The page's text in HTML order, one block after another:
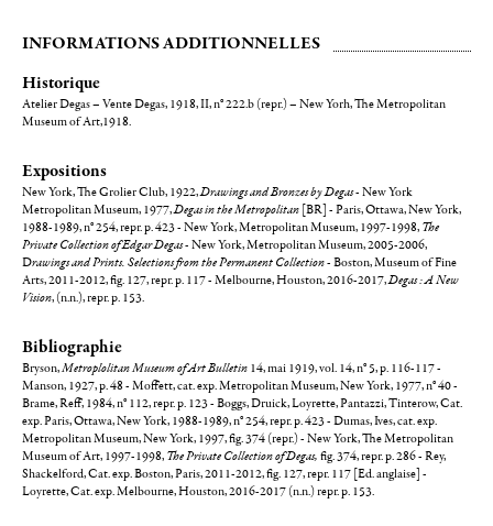
INFORMATIONS ADDITIONNELLES
Historique
Atelier Degas – Vente Degas, 1918, II, n° 222.b (repr.) – New Yorh, The Metropolitan
Museum of Art,1918.
Expositions
New York, The Grolier Club, 1922,Drawings and Bronzes by Degas- New York
Metropolitan Museum, 1977,Degas in the Metropolitan [BR] - Paris, Ottawa, New York,
1988-1989, n° 254, repr. p. 423 - New York, Metropolitan Museum, 1997-1998, The
Private Collection of Edgar Degas- New York, Metropolitan Museum, 2005-2006,
Drawings and Prints. Selections from the Permanent Collection- Boston, Museum of Fine
Arts, 2011-2012, fig. 127, repr. p. 117 - Melbourne, Houston, 2016-2017,Degas : A New
Vision, (n.n.), repr. p. 153.
Bibliographie
Bryson,Metroplolitan Museum of Art Bulletin 14, mai 1919, vol. 14, n° 5, p. 116-117 -
Manson, 1927, p. 48 - Moffett, cat. exp. Metropolitan Museum, New York, 1977, n° 40 -
Brame, Reff, 1984, n° 112, repr. p. 123 - Boggs, Druick, Loyrette, Pantazzi, Tinterow, Cat.
exp. Paris, Ottawa, New York, 1988-1989, n° 254, repr. p. 423 - Dumas, Ives, cat. exp.
Metropolitan Museum, New York, 1997, fig. 374 (repr.) - New York, The Metropolitan
Museum of Art, 1997-1998, The Private Collection of Degas, fig. 374, repr. p. 286 - Rey,
Shackelford, Cat. exp. Boston, Paris, 2011-2012, fig. 127, repr. 117 [Ed. anglaise] -
Loyrette, Cat. exp. Melbourne, Houston, 2016-2017 (n.n.) repr. p. 153.